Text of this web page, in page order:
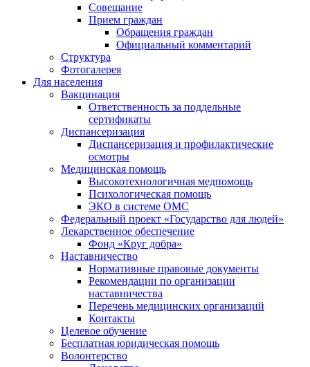
Совещание
Прием граждан
Обращения граждан
Официальный комментарий
Структура
Фотогалерея
Для населения
Вакцинация
Ответственность за поддельные
сертификаты
Диспансеризация
Диспансеризация и профилактические
осмотры
Медицинская помощь
Высокотехнологичная медпомощь
Психологическая помощь
ЭКО в системе ОМС
Федеральный проект «Государство для людей»
Лекарственное обеспечение
Фонд «Круг добра»
Наставничество
Нормативные правовые документы
Рекомендации по организации
наставничества
Перечень медицинских организаций
Контакты
Целевое обучение
Бесплатная юридическая помощь
Волонтерство